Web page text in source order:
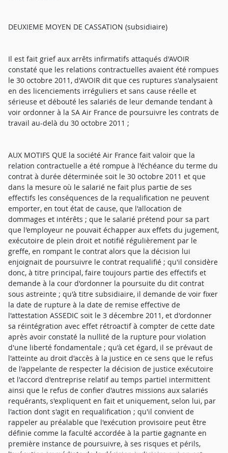
DEUXIEME MOYEN DE CASSATION (subsidiaire)
Il est fait grief aux arrêts infirmatifs attaqués d'AVOIR
constaté que les relations contractuelles avaient été rompues
le 30 octobre 2011, d'AVOIR dit que ces ruptures s'analysaient
en des licenciements irréguliers et sans cause réelle et
sérieuse et débouté les salariés de leur demande tendant à
voir ordonner à la SA Air France de poursuivre les contrats de
travail au-delà du 30 octobre 2011 ;
AUX MOTIFS QUE la société Air France fait valoir que la
relation contractuelle a été rompue à l'échéance du terme du
contrat à durée déterminée soit le 30 octobre 2011 et que
dans la mesure où le salarié ne fait plus partie de ses
effectifs les conséquences de la requalification ne peuvent
emporter, en tout état de cause, que l'allocation de
dommages et intérêts ; que le salarié prétend pour sa part
que l'employeur ne pouvait échapper aux effets du jugement,
exécutoire de plein droit et notifié régulièrement par le
greffe, en rompant le contrat alors que la décision lui
enjoignait de poursuivre le contrat requalifié ; qu'il considère
donc, à titre principal, faire toujours partie des effectifs et
demande à la cour d'ordonner la poursuite du dit contrat
sous astreinte ; qu'à titre subsidiaire, il demande de voir fixer
la date de rupture à la date de remise effective de
l'attestation ASSEDIC soit le 3 décembre 2011, et d'ordonner
sa réintégration avec effet rétroactif à compter de cette date
après avoir constaté la nullité de la rupture pour violation
d'une liberté fondamentale ; qu'à cet égard, il se prévaut de
l'atteinte au droit d'accès à la justice en ce sens que le refus
de l'appelante de respecter la décision de justice exécutoire
et l'accord d'entreprise relatif au temps partiel intermittent
ainsi que le refus de confier d'autres missions aux salariés
requérants, s'expliquent en fait et uniquement, selon lui, par
l'action dont s'agit en requalification ; qu'il convient de
rappeler au préalable que l'exécution provisoire peut être
définie comme la faculté accordée à la partie gagnante en
première instance de poursuivre, à ses risques et périls,